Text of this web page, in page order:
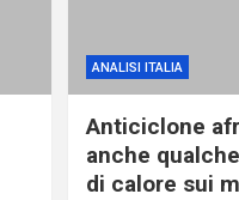
ANALISI ITALIA
Anticiclone
anche
di calore sui